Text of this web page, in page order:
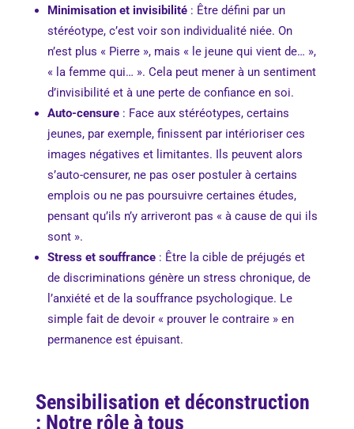
Minimisation et invisibilité: Être défini par un
stéréotype, c’est voir son individualité niée. On
n’est plus « Pierre », mais « le jeune qui vient de… »,
« la femme qui… ». Cela peut mener à un sentiment
d’invisibilité et à une perte de confiance en soi.
Auto-censure: Face aux stéréotypes, certains
jeunes, par exemple, finissent par intérioriser ces
images négatives et limitantes. Ils peuvent alors
s’auto-censurer, ne pas oser postuler à certains
emplois ou ne pas poursuivre certaines études,
pensant qu’ils n’y arriveront pas « à cause de qui ils
sont ».
Stress et souffrance: Être la cible de préjugés et
de discriminations génère un stress chronique, de
l’anxiété et de la souffrance psychologique. Le
simple fait de devoir « prouver le contraire » en
permanence est épuisant.
Sensibilisation et déconstruction
: Notre rôle à tous